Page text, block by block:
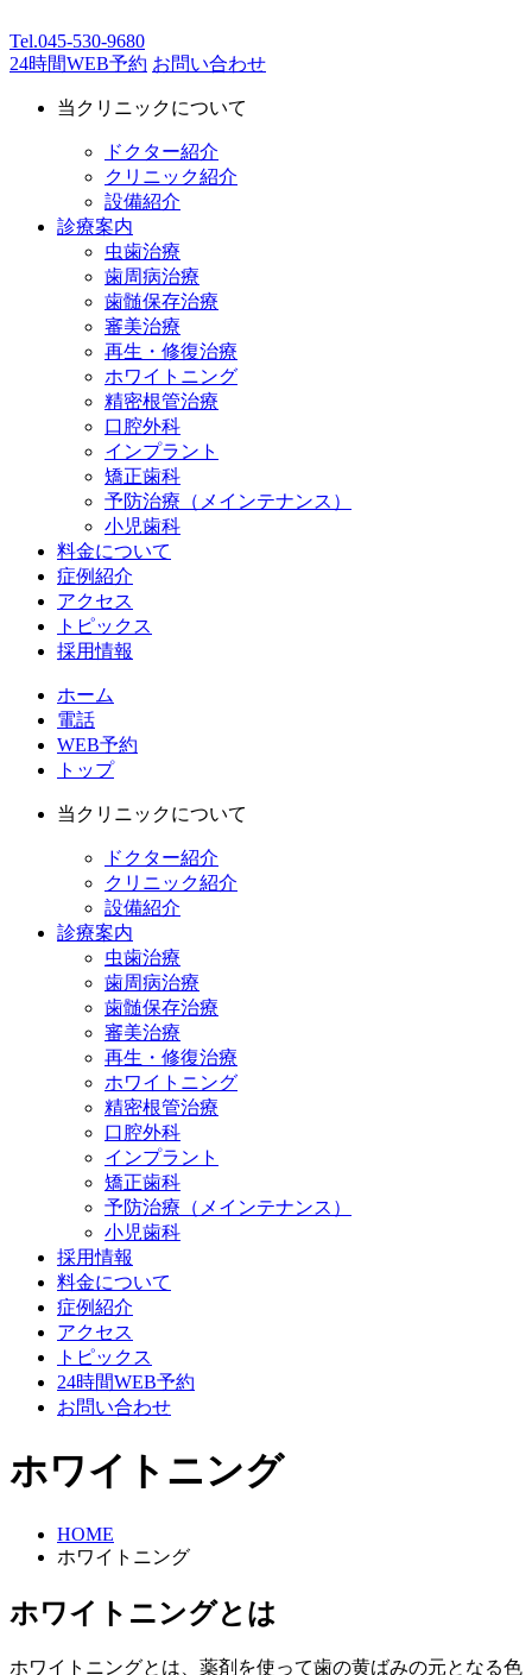
Tel.045-530-9680
24時間WEB予約 お問い合わせ
当クリニックについて
ドクター紹介
クリニック紹介
設備紹介
診療案内
虫歯治療
歯周病治療
歯髄保存治療
審美治療
再生・修復治療
ホワイトニング
精密根管治療
口腔外科
インプラント
矯正歯科
予防治療（メインテナンス）
小児歯科
料金について
症例紹介
アクセス
トピックス
採用情報
ホーム
電話
WEB予約
トップ
当クリニックについて
ドクター紹介
クリニック紹介
設備紹介
診療案内
虫歯治療
歯周病治療
歯髄保存治療
審美治療
再生・修復治療
ホワイトニング
精密根管治療
口腔外科
インプラント
矯正歯科
予防治療（メインテナンス）
小児歯科
採用情報
料金について
症例紹介
アクセス
トピックス
24時間WEB予約
お問い合わせ
ホワイトニング
HOME
ホワイトニング
ホワイトニングとは
ホワイトニングとは、薬剤を使って歯の黄ばみの元となる色